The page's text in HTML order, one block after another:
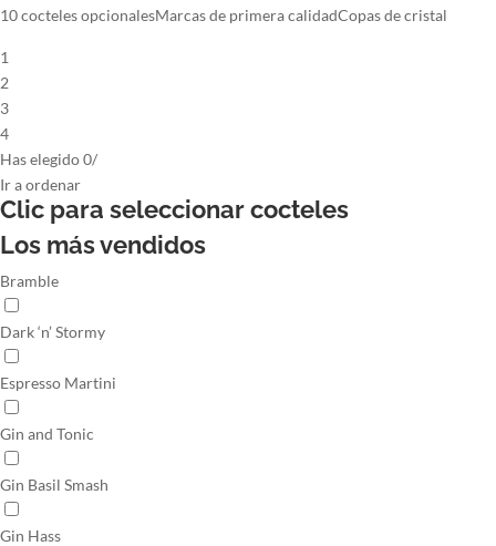
10 cocteles opcionalesMarcas de primera calidadCopas de cristal
1
2
3
4
Has elegido0/
Ira ordenar
Clic para seleccionarcocteles
Los más vendidos
Bramble
Dark ‘n’ Stormy
Espresso Martini
Gin and Tonic
Gin Basil Smash
Gin Hass